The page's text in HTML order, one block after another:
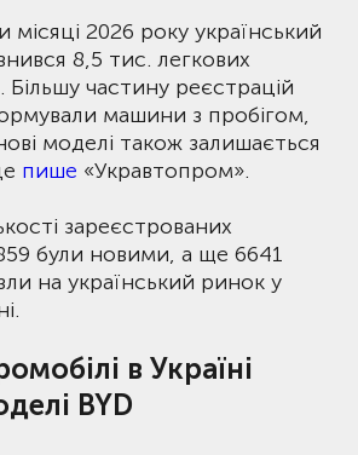
місяці 2026 року український
8,5 тис. легкових
Більшу частину реєстрацій
машини з пробігом,
моделі також залишається
пише «Укравтопром».
зареєстрованих
були новими, а ще 6641
на український ринок у
в Україні
BYD